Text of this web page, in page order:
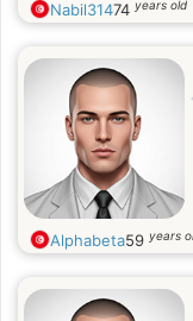
Nabil31474 years old
Alphabeta59 years